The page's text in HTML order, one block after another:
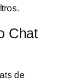
Chat
de